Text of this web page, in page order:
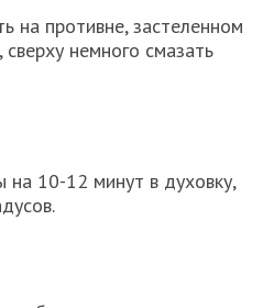
на противне, застеленном
немного смазать
на 10-12 минут в духовку,